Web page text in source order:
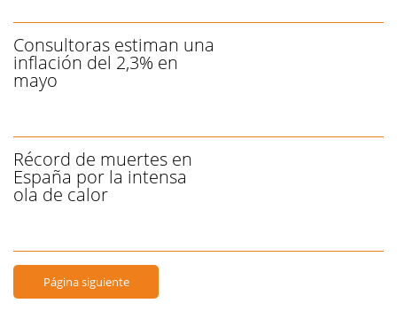
Consultoras estiman una
inflación del 2,3% en
mayo
Récord de muertes en
España por la intensa
ola de calor
Página siguiente